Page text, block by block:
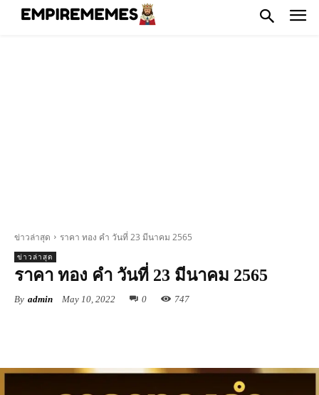
ข่าวล่าสุด ราคา ทอง คํา วันที่ 23 มีนาคม 2565
ข่าวล่าสุด
ราคา ทอง คํา วันที่ 23 มีนาคม 2565
By admin May 10, 2022 0 747